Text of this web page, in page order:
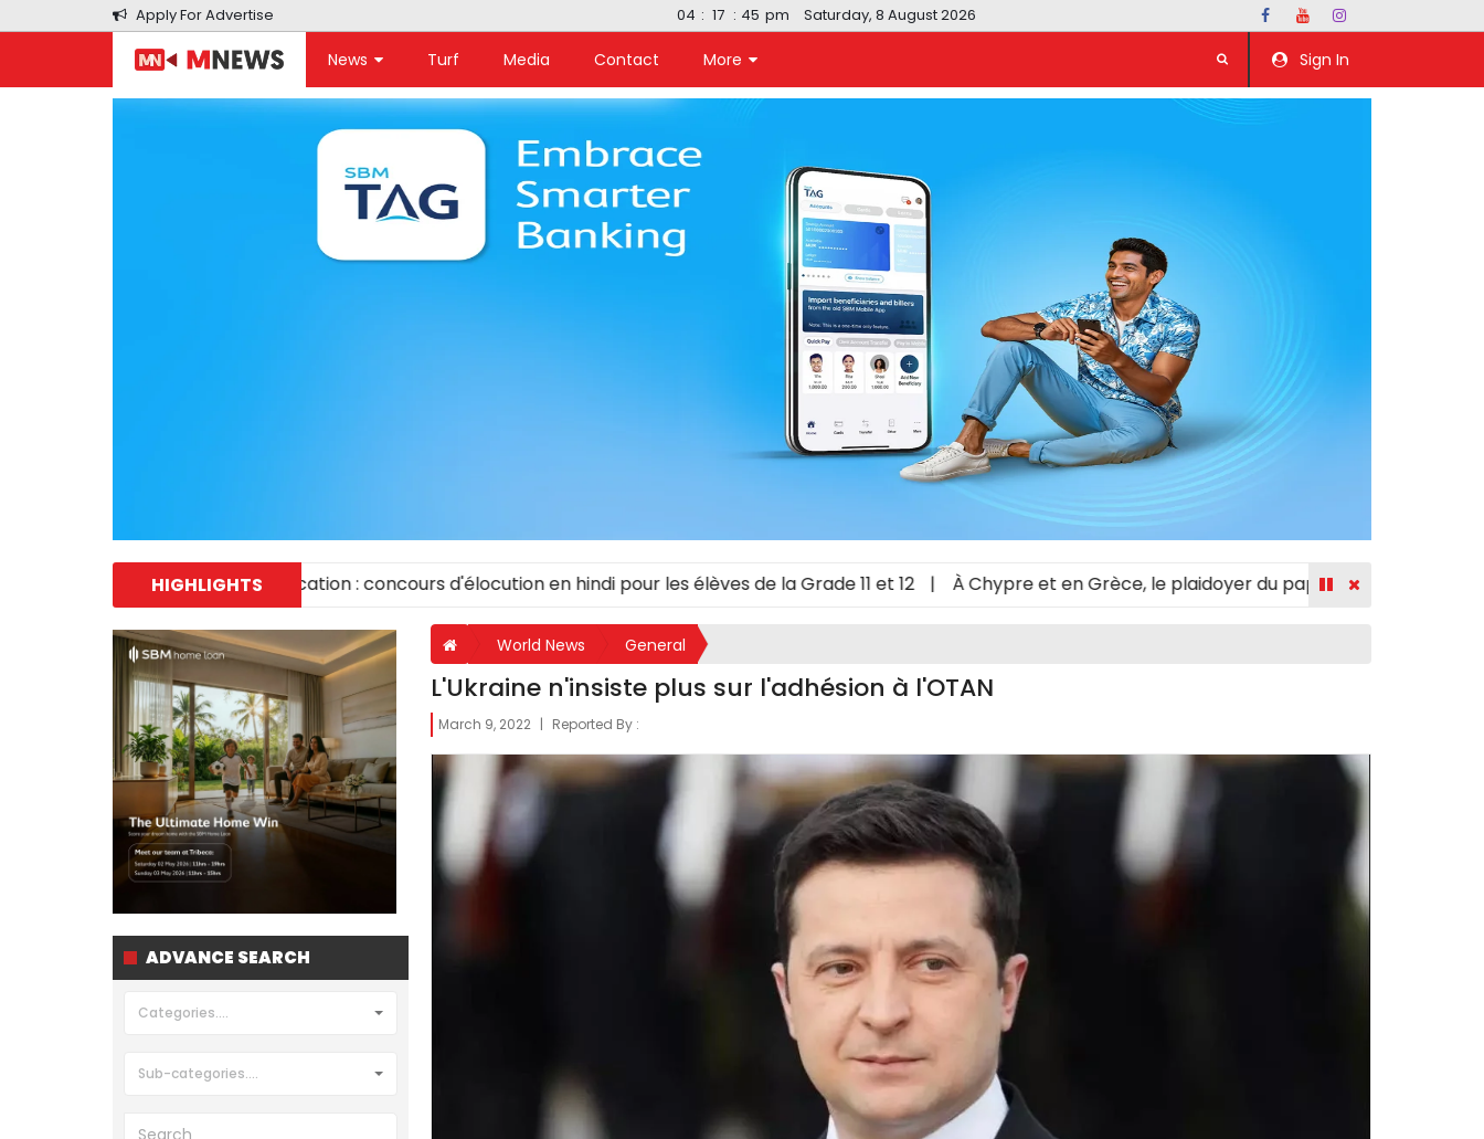
Apply For Advertise 04 : 17 : 46 pm Saturday, 8 August 2026
News Turf Media Contact More Sign In
HIGHLIGHTS
récompensés | Éducation : concours d'élocution en hindi pour les élèves de la Grade 11 et 12 | À Chypre et en Grèce, le plaidoyer du pape François pour une
ADVANCE SEARCH
Categories....
Sub-categories....
World News General
L'Ukraine n'insiste plus sur l'adhésion à l'OTAN
March 9, 2022 | Reported By :